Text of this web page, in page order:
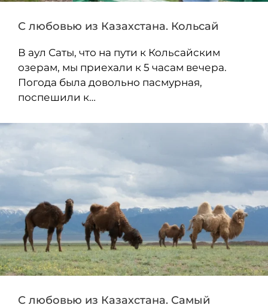
С любовью из Казахстана. Кольсай
В аул Саты, что на пути к Кольсайским
озерам, мы приехали к 5 часам вечера.
Погода была довольно пасмурная,
поспешили к…
С любовью из Казахстана. Самый